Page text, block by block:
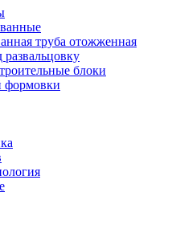
труба отожженная
развальцовку
блоки
формовки